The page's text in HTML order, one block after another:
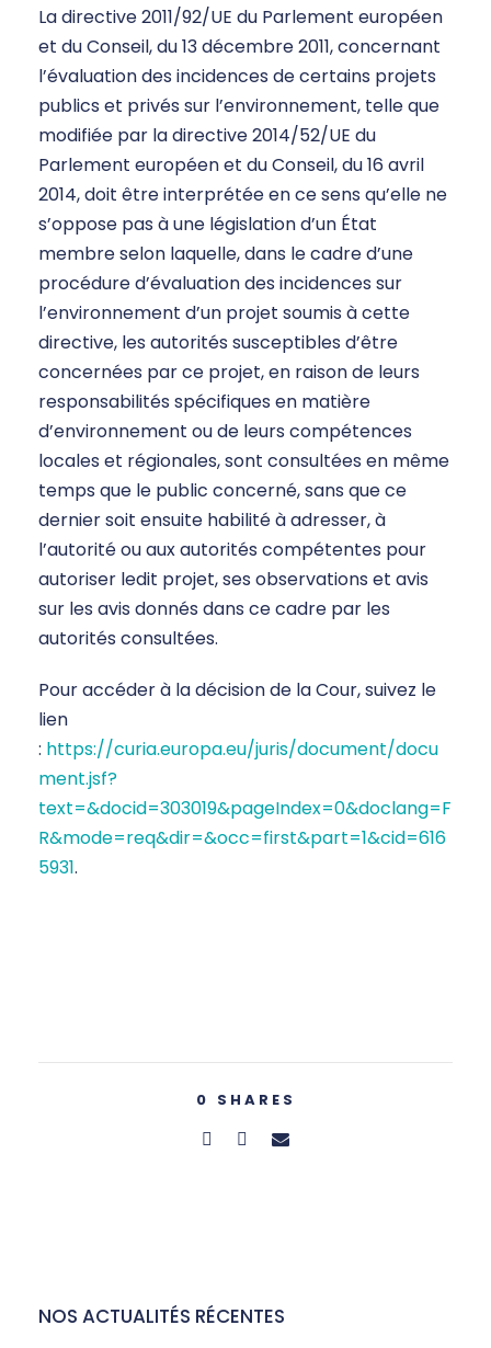
La directive 2011/92/UE du Parlement européen
et du Conseil, du 13 décembre 2011, concernant
l’évaluation des incidences de certains projets
publics et privés sur l’environnement, telle que
modifiée par la directive 2014/52/UE du
Parlement européen et du Conseil, du 16 avril
2014, doit être interprétée en ce sens qu’elle ne
s’oppose pas à une législation d’un État
membre selon laquelle, dans le cadre d’une
procédure d’évaluation des incidences sur
l’environnement d’un projet soumis à cette
directive, les autorités susceptibles d’être
concernées par ce projet, en raison de leurs
responsabilités spécifiques en matière
d’environnement ou de leurs compétences
locales et régionales, sont consultées en même
temps que le public concerné, sans que ce
dernier soit ensuite habilité à adresser, à
l’autorité ou aux autorités compétentes pour
autoriser ledit projet, ses observations et avis
sur les avis donnés dans ce cadre par les
autorités consultées.
Pour accéder à la décision de la Cour, suivez le
lien
: https://curia.europa.eu/juris/document/docu
ment.jsf?
text=&docid=303019&pageIndex=0&doclang=F
R&mode=req&dir=&occ=first&part=1&cid=616
5931.
0 SHARES
NOS ACTUALITÉS RÉCENTES